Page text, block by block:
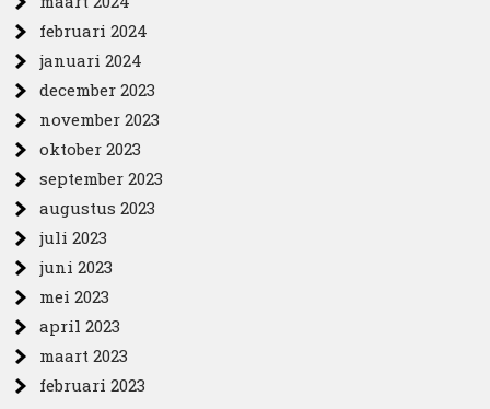
februari 2024
januari 2024
december 2023
november 2023
oktober 2023
september 2023
augustus 2023
juli 2023
juni 2023
mei 2023
april 2023
maart 2023
februari 2023